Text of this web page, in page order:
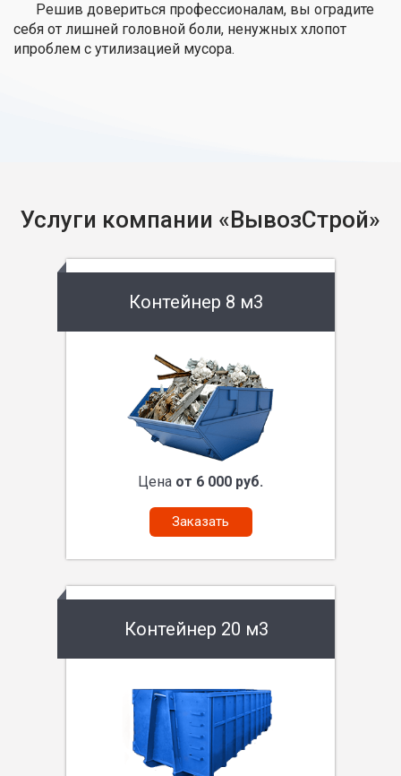
Решив довериться профессионалам, вы оградите
себя от лишней головной боли, ненужных хлопот
ипроблем с утилизацией мусора.
Услуги компании «ВывозСтрой»
Контейнер 8 м3
Цена от 6 000 руб.
Заказать
Контейнер 20 м3